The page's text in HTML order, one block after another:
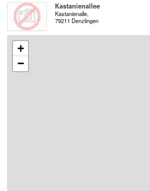
Kastanienallee
Kastanienalle,
79211 Denzlingen
+
−